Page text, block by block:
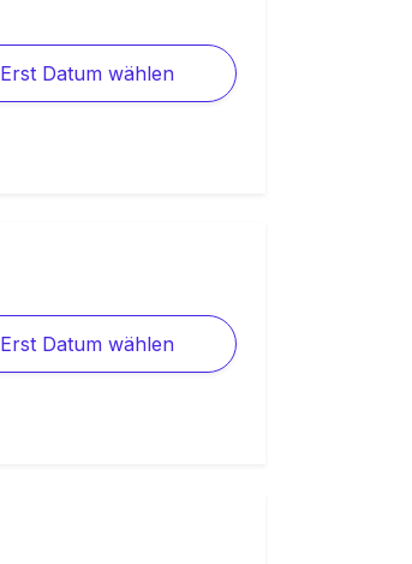
Erst Datum wählen
Erst Datum wählen